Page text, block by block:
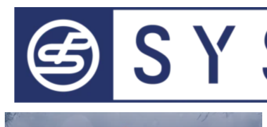
Vai al contenuto principaleVai al piè di pagina